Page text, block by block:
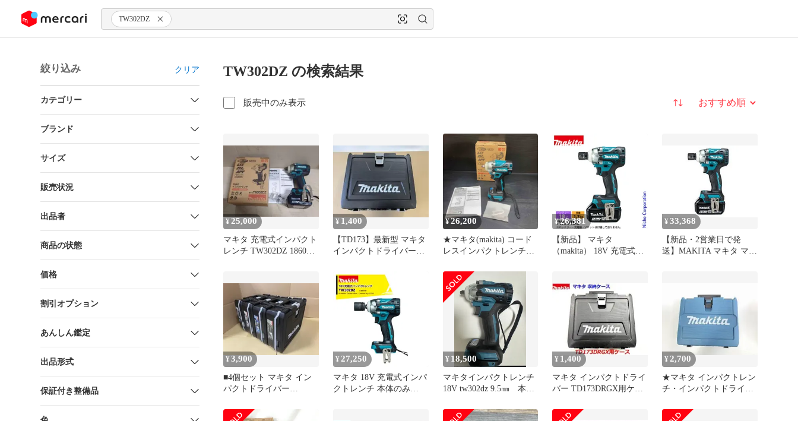
ツにスキップ TW302DZ
絞り込み クリア
カテゴリー
ブランド
サイズ
販売状況
出品者
商品の状態
価格
割引オプション
あんしん鑑定
出品形式
保証付き整備品
TW302DZ の検索結果
販売中のみ表示 並び替え
¥ 25,000
マキタ 充電式インパクト
レンチ TW302DZ 1860B
¥ 1,400
【TD173】最新型 マキタ
インパクトドライバー
¥26,200
★マキタ(makita) コード
レスインパクトレンチ
¥26,381
【新品】 マキタ
（makita） 18V 充電式イ
パクトレンチ バッテリ・
充電器別売 LED ライト
付き APT
¥33,368
【新品・2営業日で発
送】MAKITA マキタ マキ
(バッテリ・充電器・ケー
ス別売) (TW302DZ 7202)
¥3,900
■4個セット マキタ イン
パクトドライバー
¥ 27,250
マキタ 18V 充電式インパ
クトレンチ 本体のみ
¥ 18,500
マキタインパクトレンチ
18V tw302dz 9.5㎜ 本体
¥ 1,400
マキタ インパクトドライ
バー TD173DRGX用ケー
¥ 2,700
★マキタ インパクトレン
チ・インパクトドライバ
TW300D